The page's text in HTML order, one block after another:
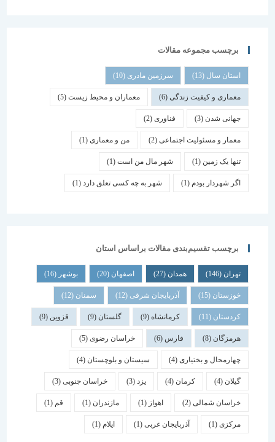
برچسب مجموعه مقالات
استان سال(13) سرزمین مادری(10)
معماری و کیفیت زندگی(6) معماران و محیط زیست(5)
جهانی شدن(3) فناوری(2)
معمار و مسئولیت اجتماعی(2) من و معماری(1)
تنها یک زمین(1) شهر مال من است(1)
اگر شهردار بودم(1) شهر به چه کسی تعلق دارد(1)
برچسب تقسیم‌بندی مقالات براساس استان
تهران(146) همدان(27) اصفهان(20) بوشهر(16)
خوزستان(15) آذربایجان شرقی (12) سمنان(12)
کردستان(11) کرمانشاه(9) گلستان(9) قزوین(9)
هرمزگان(8) فارس (6) خراسان رضوی(5)
چهارمحال و بختیاری(4) سیستان و بلوچستان(4)
گیلان(4) کرمان(4)
(3) خراسان جنوبی(3)
خراسان شمالی(2) اهواز(1) مازندران(1)
(1)
مرکزی(1) آذربایجان غربی(1) ایلام(1)